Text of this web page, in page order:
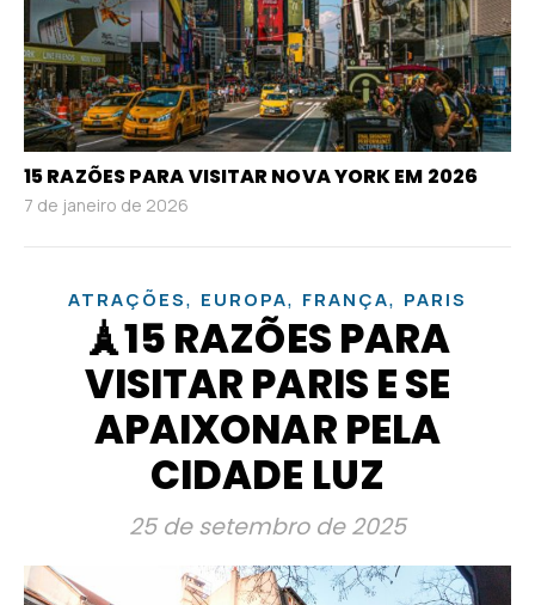
15 RAZÕES PARA VISITAR NOVA YORK EM 2026
7 de janeiro de 2026
ATRAÇÕES, EUROPA, FRANÇA, PARIS
🗼15 RAZÕES PARA
VISITAR PARIS E SE
APAIXONAR PELA
CIDADE LUZ
25 de setembro de 2025